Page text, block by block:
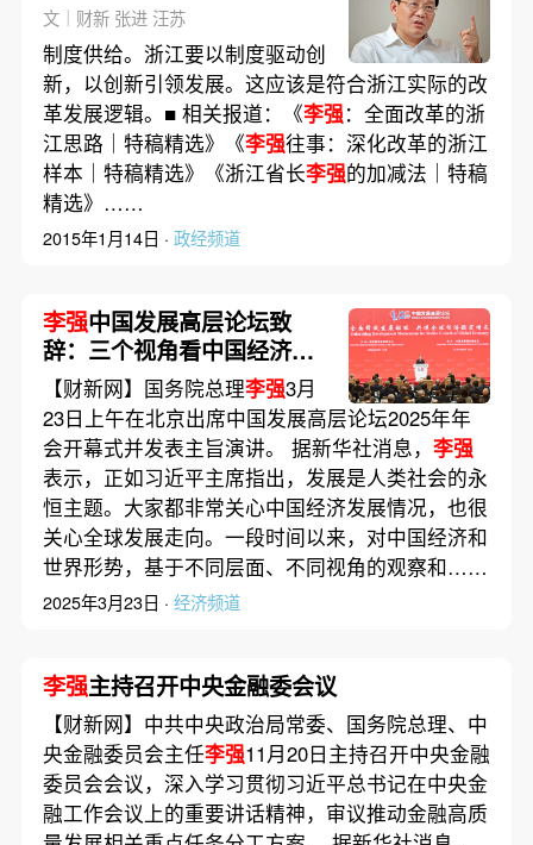
文｜财新 张进 汪苏
制度供给。浙江要以制度驱动创
新，以创新引领发展。这应该是符合浙江实际的改
革发展逻辑。■ 相关报道：《李强：全面改革的浙
江思路｜特稿精选》《李强往事：深化改革的浙江
样本｜特稿精选》《浙江省长李强的加减法｜特稿
精选》……
2015年1月14日 · 政经频道
李强中国发展高层论坛致
辞：三个视角看中国经济和
世界形势
【财新网】国务院总理李强3月
23日上午在北京出席中国发展高层论坛2025年年
会开幕式并发表主旨演讲。 据新华社消息， 李强
表示，正如习近平主席指出，发展是人类社会的永
恒主题。大家都非常关心中国经济发展情况，也很
关心全球发展走向。一段时间以来，对中国经济和
世界形势，基于不同层面、不同视角的观察和……
2025年3月23日 · 经济频道
李强主持召开中央金融委会议
【财新网】中共中央政治局常委、国务院总理、中
央金融委员会主任李强11月20日主持召开中央金融
委员会会议，深入学习贯彻习近平总书记在中央金
融工作会议上的重要讲话精神，审议推动金融高质